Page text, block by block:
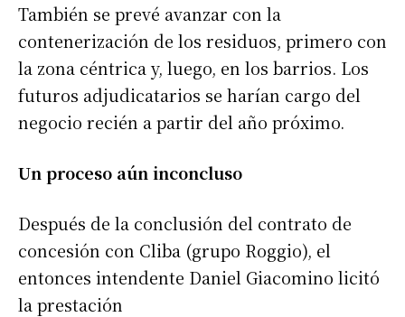
También se prevé avanzar con la
contenerización de los residuos, primero con
la zona céntrica y, luego, en los barrios. Los
futuros adjudicatarios se harían cargo del
negocio recién a partir del año próximo.
Un proceso aún inconcluso
Después de la conclusión del contrato de
concesión con Cliba (grupo Roggio), el
entonces intendente Daniel Giacomino licitó
la prestación